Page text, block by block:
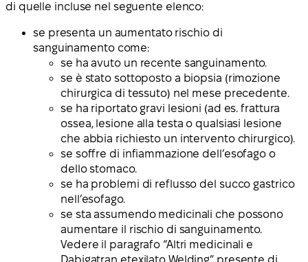
di quelle incluse nel seguente elenco:
se presenta un aumentato rischio di
sanguinamento come:
se ha avuto un recente sanguinamento.
se è stato sottoposto a biopsia (rimozione
chirurgica di tessuto) nel mese precedente.
se ha riportato gravi lesioni (ad es. frattura
ossea, lesione alla testa o qualsiasi lesione
che abbia richiesto un intervento chirurgico).
se soffre di infiammazione dell’esofago o
dello stomaco.
se ha problemi di reflusso del succo gastrico
nell’esofago.
se sta assumendo medicinali che possono
aumentare il rischio di sanguinamento.
Vedere il paragrafo “Altri medicinali e